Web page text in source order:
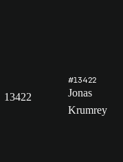
13422
#13422
Jonas
Krumrey